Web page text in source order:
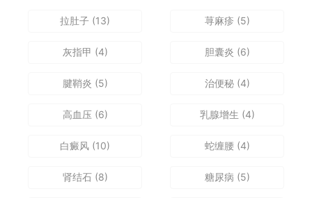
拉肚子 (13) 荨麻疹 (5)
灰指甲 (4) 胆囊炎 (6)
腱鞘炎 (5) 治便秘(4)
高血压(6) 乳腺增生 (4)
白癜风 (10) 蛇缠腰(4)
肾结石(8) 糖尿病 (5)